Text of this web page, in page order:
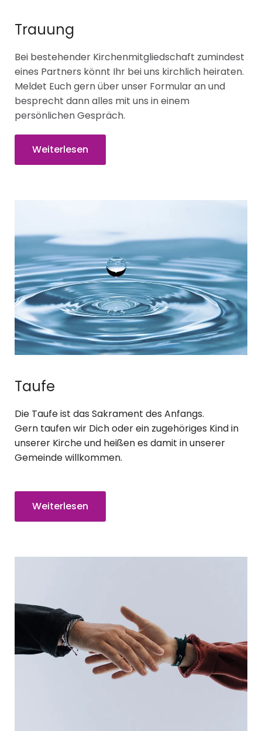
Trauung
Bei bestehender Kirchenmitgliedschaft zumindest
eines Partners könnt Ihr bei uns kirchlich heiraten.
Meldet Euch gern über unser Formular an und
besprecht dann alles mit uns in einem
persönlichen Gespräch.
Weiterlesen
Taufe
Die Taufe ist das Sakrament des Anfangs.
Gern taufen wir Dich oder ein zugehöriges Kind in
unserer Kirche und heißen es damit in unserer
Gemeinde willkommen.
Weiterlesen